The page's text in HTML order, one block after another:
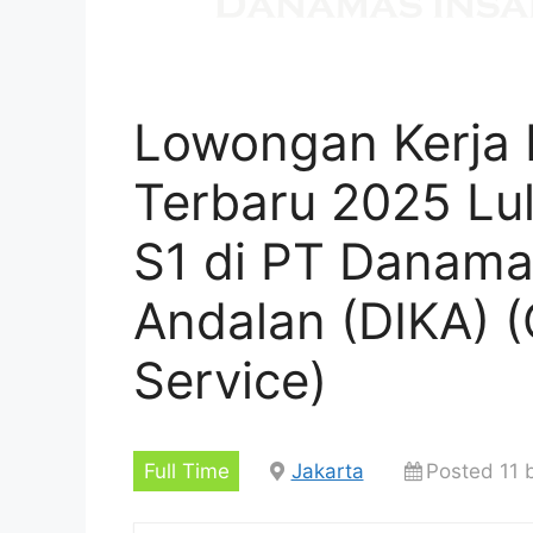
Lowongan
Terbaru 2025
S1 di PT
Andalan (DIKA)
Service)
Full Time Jakarta Posted 11